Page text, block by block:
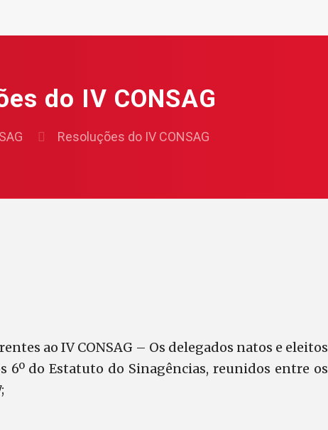
do IV CONSAG
Resoluções do IV CONSAG
ao IV CONSAG – Os delegados natos e eleitos
6º do Estatuto do Sinagências, reunidos entre os